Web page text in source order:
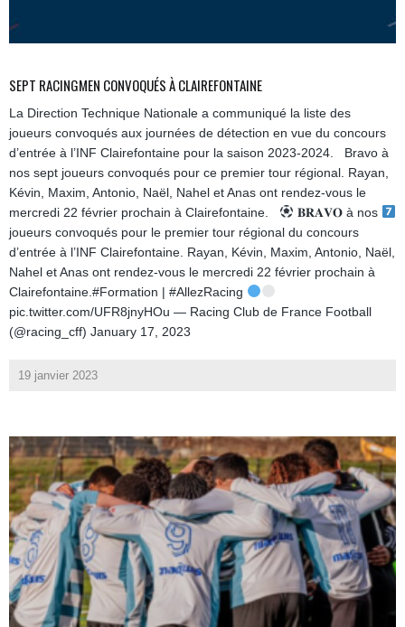
SEPT RACINGMEN CONVOQUÉS À CLAIREFONTAINE
La Direction Technique Nationale a communiqué la liste des
joueurs convoqués aux journées de détection en vue du concours
d’entrée à l’INF Clairefontaine pour la saison 2023-2024. Bravo à
nos sept joueurs convoqués pour ce premier tour régional. Rayan,
Kévin, Maxim, Antonio, Naël, Nahel et Anas ont rendez-vous le
mercredi 22 février prochain à Clairefontaine.
𝐁𝐑𝐀𝐕𝐎 à nos
joueurs convoqués pour le premier tour régional du concours
d’entrée à l’INF Clairefontaine. Rayan, Kévin, Maxim, Antonio, Naël,
Nahel et Anas ont rendez-vous le mercredi 22 février prochain à
Clairefontaine.#Formation | #AllezRacing
pic.twitter.com/UFR8jnyHOu — Racing Club de France Football
(@racing_cff) January 17, 2023
19 janvier 2023